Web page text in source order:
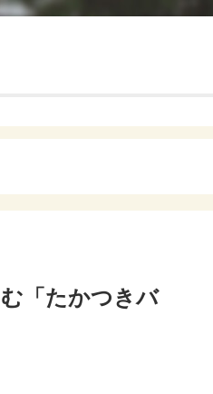
「たかつきバ